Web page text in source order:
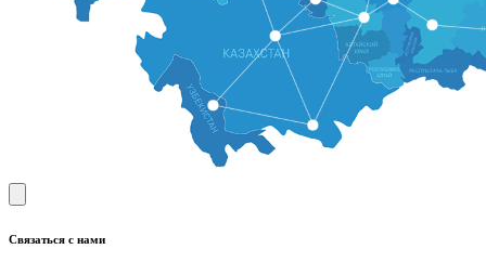
Связаться с нами